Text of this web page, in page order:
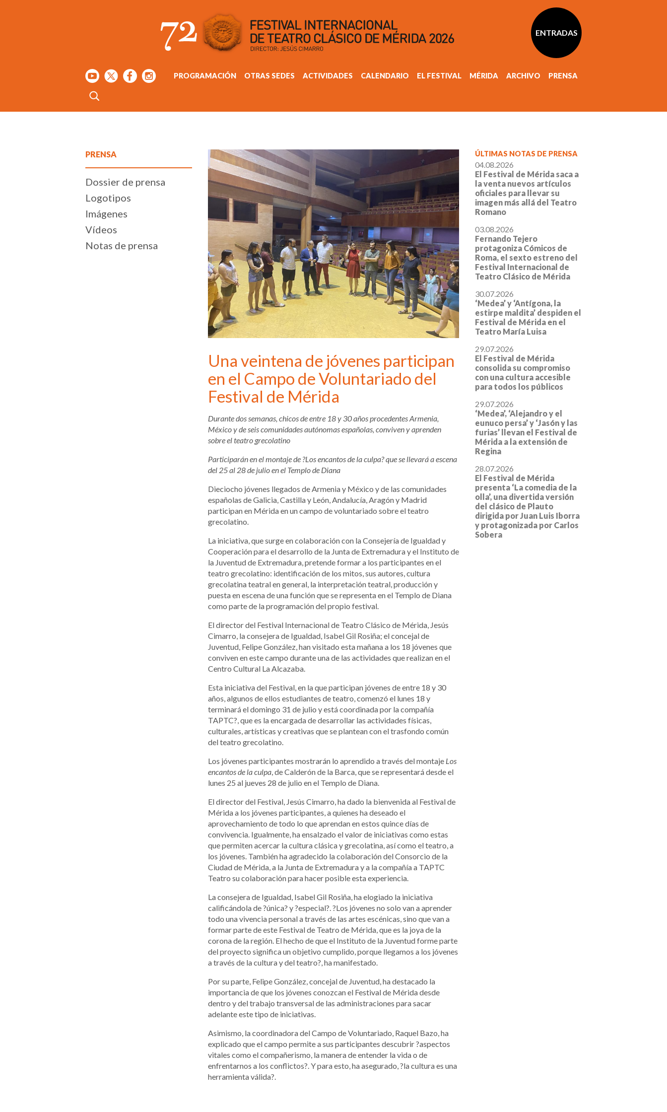
ENTRADAS
PROGRAMACIÓN OTRAS SEDES ACTIVIDADES CALENDARIO EL FESTIVAL MÉRIDA ARCHIVO PRENSA
PRENSA
Dossier de prensa
Logotipos
Imágenes
Vídeos
Notas de prensa
Una veintena de jóvenes participan
en el Campo de Voluntariado del
Festival de Mérida
Durante dos semanas, chicos de entre 18 y 30 años procedentes Armenia,
México y de seis comunidades autónomas españolas, conviven y aprenden
sobre el teatro grecolatino
Participarán en el montaje de ?Los encantos de la culpa? que se llevará a escena
del 25 al 28 de julio en el Templo de Diana
Dieciocho jóvenes llegados de Armenia y México y de las comunidades
españolas de Galicia, Castilla y León, Andalucía, Aragón y Madrid
participan en Mérida en un campo de voluntariado sobre el teatro
grecolatino.
La iniciativa, que surge en colaboración con la Consejería de Igualdad y
Cooperación para el desarrollo de la Junta de Extremadura y el Instituto de
la Juventud de Extremadura, pretende formar a los participantes en el
teatro grecolatino: identificación de los mitos, sus autores, cultura
grecolatina teatral en general, la interpretación teatral, producción y
puesta en escena de una función que se representa en el Templo de Diana
como parte de la programación del propio festival.
El director del Festival Internacional de Teatro Clásico de Mérida, Jesús
Cimarro, la consejera de Igualdad, Isabel Gil Rosiña; el concejal de
Juventud, Felipe González, han visitado esta mañana a los 18 jóvenes que
conviven en este campo durante una de las actividades que realizan en el
Centro Cultural La Alcazaba.
Esta iniciativa del Festival, en la que participan jóvenes de entre 18 y 30
años, algunos de ellos estudiantes de teatro, comenzó el lunes 18 y
terminará el domingo 31 de julio y está coordinada por la compañía
TAPTC?, que es la encargada de desarrollar las actividades físicas,
culturales, artísticas y creativas que se plantean con el trasfondo común
del teatro grecolatino.
Los jóvenes participantes mostrarán lo aprendido a través del montaje Los
encantos de la culpa , de Calderón de la Barca, que se representará desde el
lunes 25 al jueves 28 de julio en el Templo de Diana.
El director del Festival, Jesús Cimarro, ha dado la bienvenida al Festival de
Mérida a los jóvenes participantes, a quienes ha deseado el
aprovechamiento de todo lo que aprendan en estos quince días de
convivencia. Igualmente, ha ensalzado el valor de iniciativas como estas
que permiten acercar la cultura clásica y grecolatina, así como el teatro, a
los jóvenes. También ha agradecido la colaboración del Consorcio de la
Ciudad de Mérida, a la Junta de Extremadura y a la compañía a TAPTC
Teatro su colaboración para hacer posible esta experiencia.
La consejera de Igualdad, Isabel Gil Rosiña, ha elogiado la iniciativa
calificándola de ?única? y ?especial?. ?Los jóvenes no solo van a aprender
todo una vivencia personal a través de las artes escénicas, sino que van a
formar parte de este Festival de Teatro de Mérida, que es la joya de la
corona de la región. El hecho de que el Instituto de la Juventud forme parte
del proyecto significa un objetivo cumplido, porque llegamos a los jóvenes
a través de la cultura y del teatro?, ha manifestado.
Por su parte, Felipe González, concejal de Juventud, ha destacado la
importancia de que los jóvenes conozcan el Festival de Mérida desde
dentro y del trabajo transversal de las administraciones para sacar
adelante este tipo de iniciativas.
Asimismo, la coordinadora del Campo de Voluntariado, Raquel Bazo, ha
explicado que el campo permite a sus participantes descubrir ?aspectos
vitales como el compañerismo, la manera de entender la vida o de
enfrentarnos a los conflictos?. Y para esto, ha asegurado, ?la cultura es una
herramienta válida?.
ÚLTIMAS NOTAS DE PRENSA
04.08.2026
El Festival de Mérida saca a
la venta nuevos artículos
oficiales para llevar su
imagen más allá del Teatro
Romano
03.08.2026
Fernando Tejero
protagoniza Cómicos de
Roma, el sexto estreno del
Festival Internacional de
Teatro Clásico de Mérida
30.07.2026
‘Medea’ y ‘Antígona, la
estirpe maldita’ despiden el
Festival de Mérida en el
Teatro María Luisa
29.07.2026
El Festival de Mérida
consolida su compromiso
con una cultura accesible
para todos los públicos
29.07.2026
‘Medea’, ‘Alejandro y el
eunuco persa’ y ‘Jasón y las
furias’ llevan el Festival de
Mérida a la extensión de
Regina
28.07.2026
El Festival de Mérida
presenta ‘La comedia de la
olla’, una divertida versión
del clásico de Plauto
dirigida por Juan Luis Iborra
y protagonizada por Carlos
Sobera